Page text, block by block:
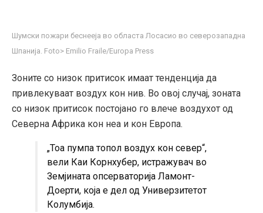
Шумски пожари беснееја во областа Лосасио во северозападна
Шпанија. Foto> Emilio Fraile/Europa Press
Зоните со низок притисок имаат тенденција да
привлекуваат воздух кон нив. Во овој случај, зоната
со низок притисок постојано го влече воздухот од
Северна Африка кон неа и кон Европа.
„Тоа пумпа топол воздух кон север“,
вели Каи Корнхубер, истражувач во
Земјината опсерваторија Ламонт-
Доерти, која е дел од Универзитетот
Колумбија.